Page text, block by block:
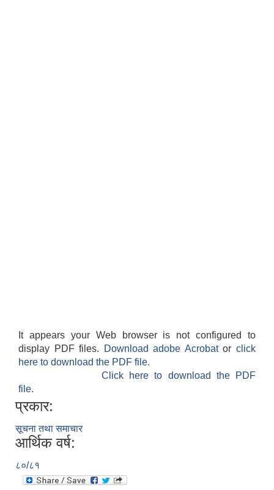
It appears your Web browser is not configured to
display PDF files.
Download adobe Acrobatorclick
here to download the PDF file.
Click here to download the PDF
file.
प्रकार:
सूचना तथा समाचार
आर्थिक वर्ष:
८०/८१